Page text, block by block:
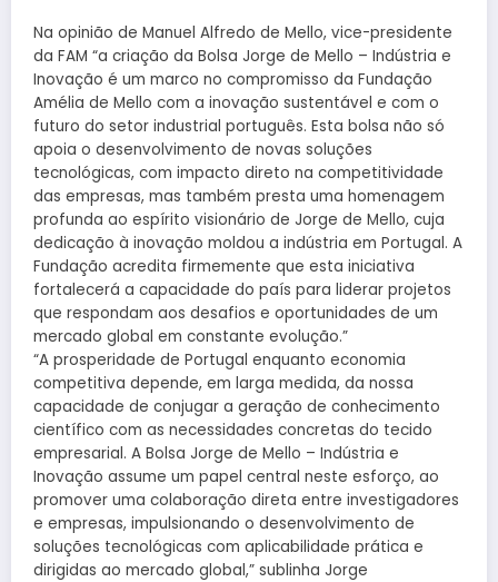
Na opinião de Manuel Alfredo de Mello, vice-presidente
da FAM “a criação da Bolsa Jorge de Mello – Indústria e
Inovação é um marco no compromisso da Fundação
Amélia de Mello com a inovação sustentável e com o
futuro do setor industrial português. Esta bolsa não só
apoia o desenvolvimento de novas soluções
tecnológicas, com impacto direto na competitividade
das empresas, mas também presta uma homenagem
profunda ao espírito visionário de Jorge de Mello, cuja
dedicação à inovação moldou a indústria em Portugal. A
Fundação acredita firmemente que esta iniciativa
fortalecerá a capacidade do país para liderar projetos
que respondam aos desafios e oportunidades de um
mercado global em constante evolução.”
“A prosperidade de Portugal enquanto economia
competitiva depende, em larga medida, da nossa
capacidade de conjugar a geração de conhecimento
científico com as necessidades concretas do tecido
empresarial. A Bolsa Jorge de Mello – Indústria e
Inovação assume um papel central neste esforço, ao
promover uma colaboração direta entre investigadores
e empresas, impulsionando o desenvolvimento de
soluções tecnológicas com aplicabilidade prática e
dirigidas ao mercado global,” sublinha Jorge